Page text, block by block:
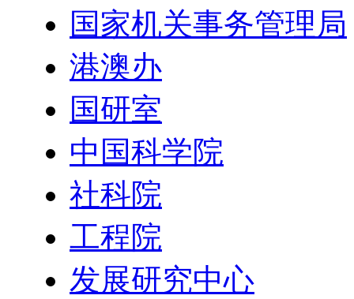
国家机关事务管理局
港澳办
国研室
中国科学院
社科院
工程院
发展研究中心